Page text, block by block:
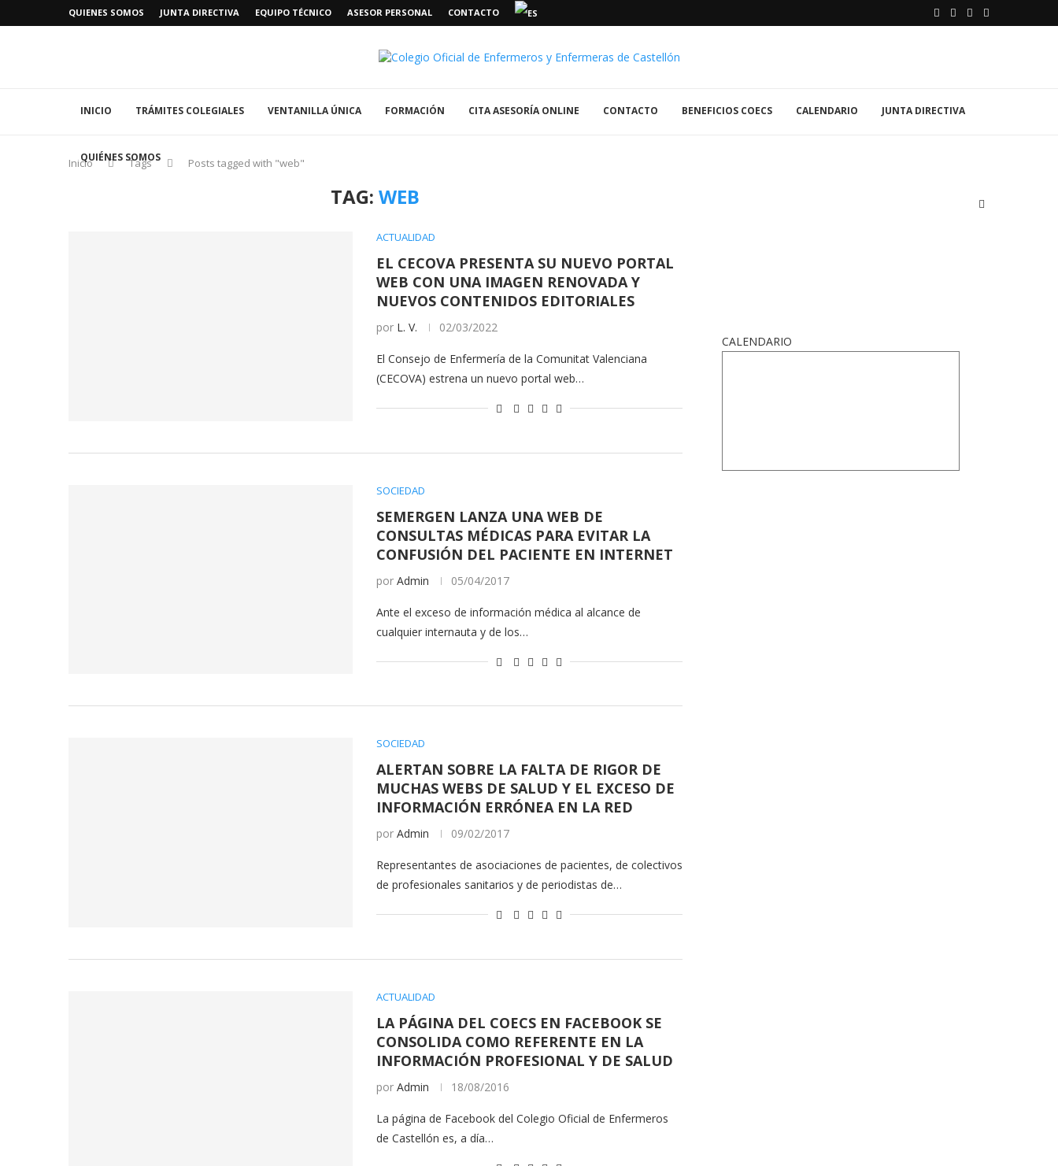
QUIENES SOMOS JUNTA DIRECTIVA EQUIPO TÉCNICO ASESOR PERSONAL CONTACTO
INICIO TRÁMITES COLEGIALES VENTANILLA ÚNICA FORMACIÓN CITA ASESORÍA ONLINE CONTACTO BENEFICIOS COECS CALENDARIO JUNTA DIRECTIVA
QUIÉNES SOMOS
Inicio Tags Posts tagged with "web"
TAG:WEB
ACTUALIDAD
EL CECOVA PRESENTA SU NUEVO PORTAL
WEB CON UNA IMAGEN RENOVADA Y
NUEVOS CONTENIDOS EDITORIALES
por L. V. 02/03/2022
El Consejo de Enfermería de la Comunitat Valenciana
(CECOVA) estrena un nuevo portal web…
SOCIEDAD
SEMERGEN LANZA UNA WEB DE
CONSULTAS MÉDICAS PARA EVITAR LA
CONFUSIÓN DEL PACIENTE EN INTERNET
por Admin 05/04/2017
Ante el exceso de información médica al alcance de
cualquier internauta y de los…
SOCIEDAD
ALERTAN SOBRE LA FALTA DE RIGOR DE
MUCHAS WEBS DE SALUD Y EL EXCESO DE
INFORMACIÓN ERRÓNEA EN LA RED
por Admin 09/02/2017
Representantes de asociaciones de pacientes, de colectivos
de profesionales sanitarios y de periodistas de…
ACTUALIDAD
LA PÁGINA DEL COECS EN FACEBOOK SE
CONSOLIDA COMO REFERENTE EN LA
INFORMACIÓN PROFESIONAL Y DE SALUD
por Admin 18/08/2016
La página de Facebook del Colegio Oficial de Enfermeros
de Castellón es, a día…
CALENDARIO